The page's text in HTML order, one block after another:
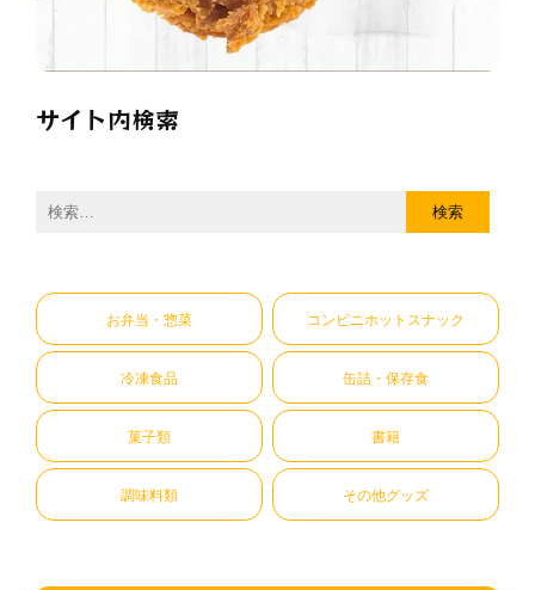
サイト内検索
検
お弁当・惣菜 コンビニホットスナック
冷凍食品 缶詰・保存食
菓子類 書籍
調味料類 その他グッズ